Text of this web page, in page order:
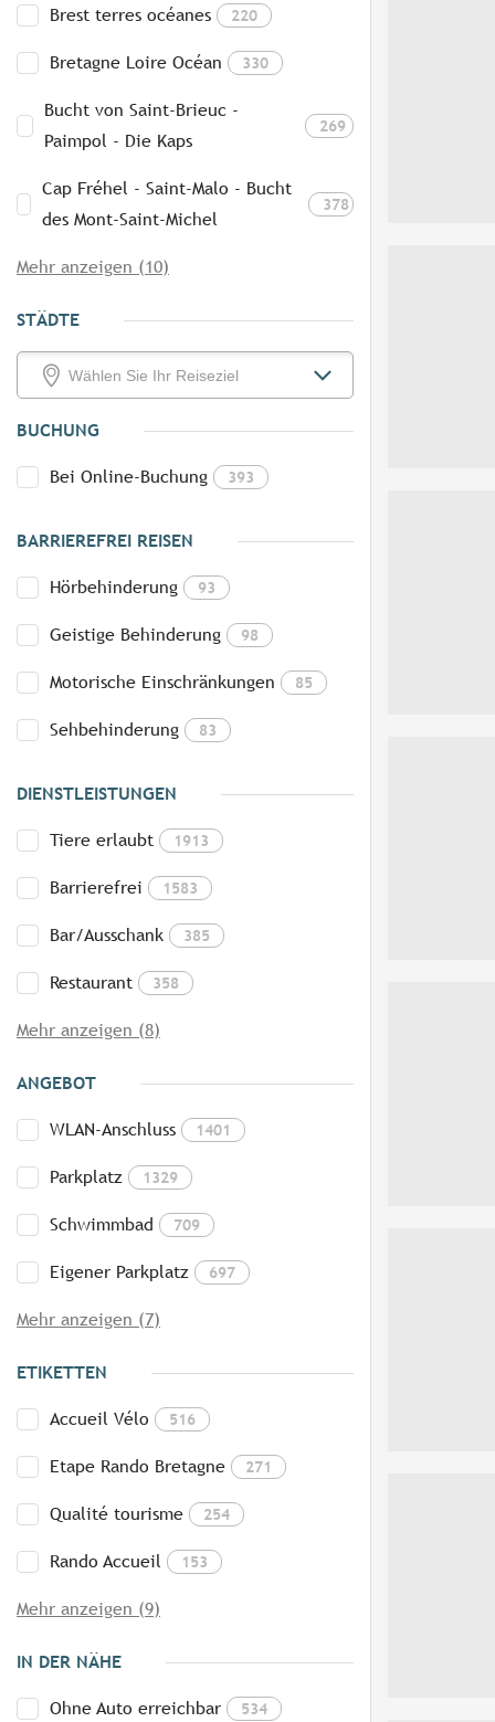
Brest terres océanes 220
Bretagne Loire Océan 330
Bucht von Saint-Brieuc -
Paimpol - Die Kaps
269
Cap Fréhel - Saint-Malo - Bucht
des Mont-Saint-Michel
378
Mehr anzeigen (10)
STÄDTE
BUCHUNG
Bei Online-Buchung 393
BARRIEREFREI REISEN
Hörbehinderung 93
Geistige Behinderung 98
Motorische Einschränkungen 85
Sehbehinderung 83
DIENSTLEISTUNGEN
Tiere erlaubt 1913
Barrierefrei 1583
Bar/Ausschank 385
Restaurant 358
Mehr anzeigen (8)
ANGEBOT
WLAN-Anschluss 1401
Parkplatz 1329
Schwimmbad 709
Eigener Parkplatz 697
Mehr anzeigen (7)
ETIKETTEN
Accueil Vélo 516
Etape Rando Bretagne 271
Qualité tourisme 254
Rando Accueil 153
Mehr anzeigen (9)
IN DER NÄHE
Ohne Auto erreichbar 534